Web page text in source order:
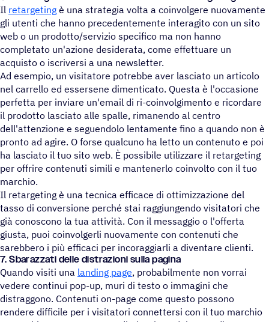
Il retargeting è una strategia volta a coinvolgere nuovamente
gli utenti che hanno precedentemente interagito con un sito
web o un prodotto/servizio specifico ma non hanno
completato un'azione desiderata, come effettuare un
acquisto o iscriversi a una newsletter.
Ad esempio, un visitatore potrebbe aver lasciato un articolo
nel carrello ed essersene dimenticato. Questa è l'occasione
perfetta per inviare un'email di ri-coinvolgimento e ricordare
il prodotto lasciato alle spalle, rimanendo al centro
dell'attenzione e seguendolo lentamente fino a quando non è
pronto ad agire. O forse qualcuno ha letto un contenuto e poi
ha lasciato il tuo sito web. È possibile utilizzare il retargeting
per offrire contenuti simili e mantenerlo coinvolto con il tuo
marchio.
Il retargeting è una tecnica efficace di ottimizzazione del
tasso di conversione perché stai raggiungendo visitatori che
già conoscono la tua attività. Con il messaggio o l'offerta
giusta, puoi coinvolgerli nuovamente con contenuti che
sarebbero i più efficaci per incoraggiarli a diventare clienti.
7. Sbarazzati delle distrazioni sulla pagina
Quando visiti una landing page, probabilmente non vorrai
vedere continui pop-up, muri di testo o immagini che
distraggono. Contenuti on-page come questo possono
rendere difficile per i visitatori connettersi con il tuo marchio